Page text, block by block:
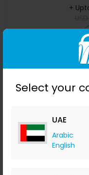
Select your
UAE
Arabic
English
+